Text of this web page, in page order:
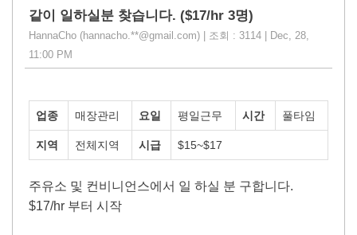
같이 일하실분 찾습니다. ($17/hr 3명)
HannaCho (hannacho.**@gmail.com) | 조회 : 3114 | Dec, 28,
11:00 PM
업종 매장관리 요일 평일근무 시간 풀타임
지역 전체지역 시급 $15~$17
주유소 및 컨비니언스에서 일 하실 분 구합니다.
$17/hr 부터 시작